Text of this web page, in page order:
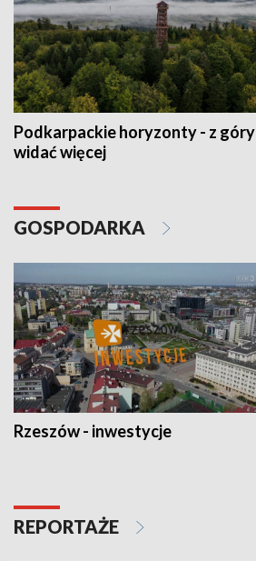
Podkarpackie horyzonty - z góry
widać więcej
GOSPODARKA
Rzeszów - inwestycje
REPORTAŻE